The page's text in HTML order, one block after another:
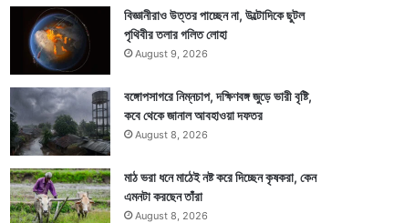
বিজ্ঞানীরাও উত্তর পাচ্ছেন না, উল্টোদিকে ছুটল
পৃথিবীর তলার গলিত লোহা
August 9, 2026
বঙ্গোপসাগরে নিম্নচাপ, দক্ষিণবঙ্গ জুড়ে ভারী বৃষ্টি,
কবে থেকে জানাল আবহাওয়া দফতর
August 8, 2026
মাঠ ভরা ধনে মাঠেই নষ্ট করে দিচ্ছেন কৃষকরা, কেন
এমনটা করছেন তাঁরা
August 8, 2026